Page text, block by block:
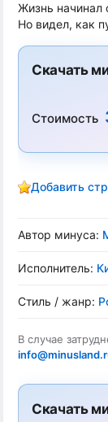
Жизнь начинал
Но видел, как
Скачать
Стоимость
Добавить
Автор минуса:
Исполнитель:
Стиль / жанр:
В случае
Скачать